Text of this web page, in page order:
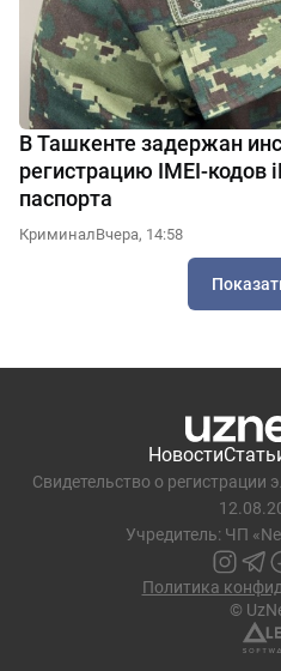
В Ташкенте задержан
регистрацию IMEI-кодов
паспорта
КриминалВчера, 14:58
Новости
Свидетельство о
Учредитель: ЧП
Политика
©